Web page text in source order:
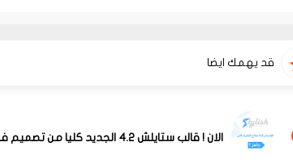
قد يهمك ايضا
الان ! قالب ستايلش 4.2 الجديد كليا من تصميم فريق المعاون بخصم 10% حصريا على مدونة حلولى